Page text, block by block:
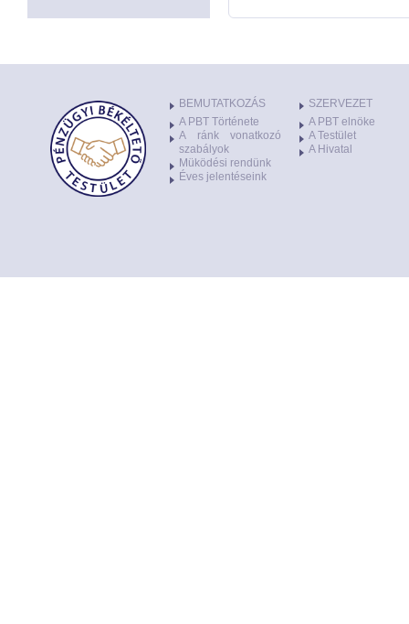
BEMUTATKOZÁS
A PBT Története
A ránk vonatkozó
szabályok
Müködési rendünk
Éves jelentéseink
SZERVEZET
A PBT elnöke
A Testület
A Hivatal